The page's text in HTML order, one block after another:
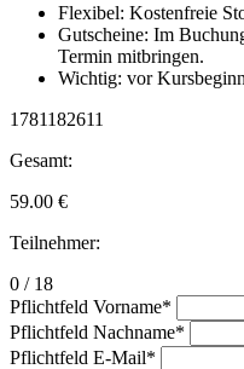
Flexibel: Kostenfreie
Gutscheine: Im
Termin mitbringen.
Wichtig: vor
1781182611
Gesamt:
59.00 €
Teilnehmer:
0 / 18
Pflichtfeld Vorname*
Pflichtfeld Nachname*
Pflichtfeld E-Mail*